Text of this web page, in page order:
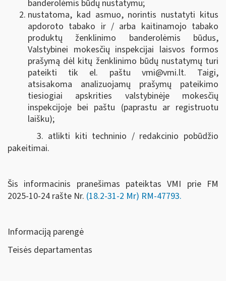
banderolėmis būdų nustatymu;
nustatoma, kad asmuo, norintis nustatyti kitus
apdoroto tabako ir / arba kaitinamojo tabako
produktų ženklinimo banderolėmis būdus,
Valstybinei mokesčių inspekcijai laisvos formos
prašymą dėl kitų ženklinimo būdų nustatymų turi
pateikti tik el. paštu vmi@vmi.lt. Taigi,
atsisakoma analizuojamų prašymų pateikimo
tiesiogiai apskrities valstybinėje mokesčių
inspekcijoje bei paštu (paprastu ar registruotu
laišku);
3. atlikti kiti techninio / redakcinio pobūdžio
pakeitimai.
Šis informacinis pranešimas pateiktas VMI prie FM
2025-10-24 rašte Nr. (18.2-31-2 Mr) RM-47793.
Informaciją parengė
Teisės departamentas